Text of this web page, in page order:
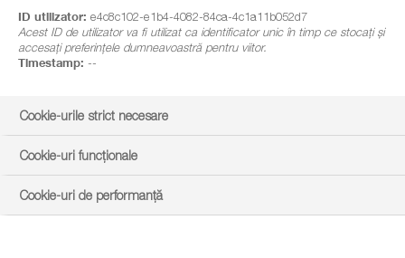
ID utilizator: e4c8c102-e1b4-4082-84ca-4c1a11b052d7
Acest ID de utilizator va fi utilizat ca identificator unic în timp ce stocați și
accesați preferințele dumneavoastră pentru viitor.
Timestamp: --
Cookie-urile strict necesare
Cookie-uri funcționale
Cookie-uri de performanță